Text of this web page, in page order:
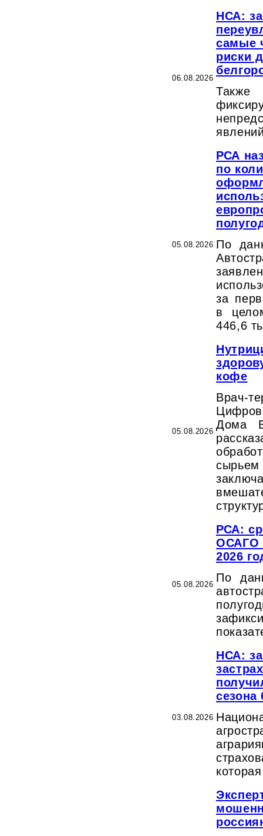
06.08.2026
НСА:
самые
риски
05.08.2026
РСА
по
По
за
в
446,6
05.08.2026
кофе
Врач-
Дома
05.08.2026
РСА:
ОСАГО
2026
По
03.08.2026
НСА:
сезона